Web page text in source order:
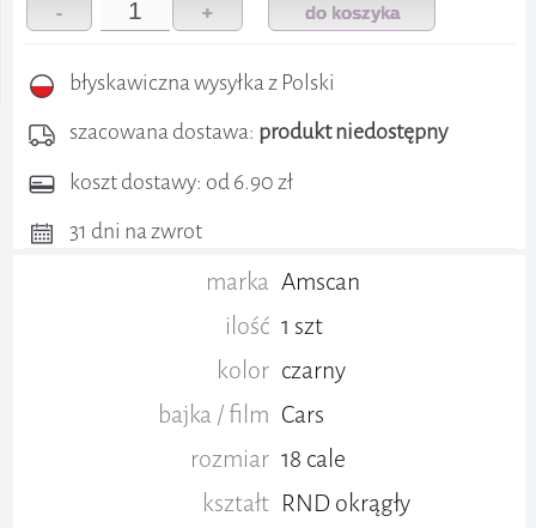
- + do koszyka
błyskawiczna wysyłka z Polski
szacowana dostawa: produkt niedostępny
koszt dostawy: od 6.90 zł
31 dni na zwrot
marka Amscan
ilość 1 szt
kolor czarny
bajka / film Cars
rozmiar 18 cale
kształt RND okrągły